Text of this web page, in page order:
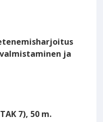
ja
7), 50 m.